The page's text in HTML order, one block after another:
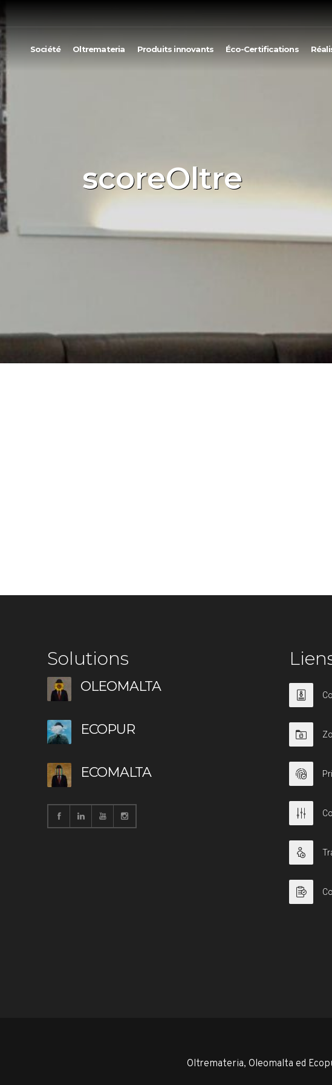
Société Oltremateria Produits innovants Éco-Certifications
scoreOltre
Solutions
OLEOMALTA
ECOPUR
ECOMALTA
Oltremateria, Oleomalta ed